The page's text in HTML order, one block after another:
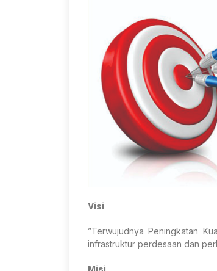
Visi
”Terwujudnya Peningkatan
infrastruktur perdesaan dan